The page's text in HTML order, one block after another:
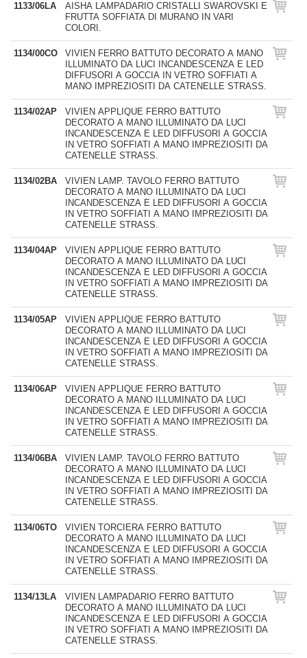
1133/06LA
AISHA LAMPADARIO CRISTALLI SWAROVSKI E
FRUTTA SOFFIATA DI MURANO IN VARI
COLORI.
1134/00CO
VIVIEN FERRO BATTUTO DECORATO A MANO
ILLUMINATO DA LUCI INCANDESCENZA E LED
DIFFUSORI A GOCCIA IN VETRO SOFFIATI A
MANO IMPREZIOSITI DA CATENELLE STRASS.
1134/02AP
VIVIEN APPLIQUE FERRO BATTUTO
DECORATO A MANO ILLUMINATO DA LUCI
INCANDESCENZA E LED DIFFUSORI A GOCCIA
IN VETRO SOFFIATI A MANO IMPREZIOSITI DA
CATENELLE STRASS.
1134/02BA
VIVIEN LAMP. TAVOLO FERRO BATTUTO
DECORATO A MANO ILLUMINATO DA LUCI
INCANDESCENZA E LED DIFFUSORI A GOCCIA
IN VETRO SOFFIATI A MANO IMPREZIOSITI DA
CATENELLE STRASS.
1134/04AP
VIVIEN APPLIQUE FERRO BATTUTO
DECORATO A MANO ILLUMINATO DA LUCI
INCANDESCENZA E LED DIFFUSORI A GOCCIA
IN VETRO SOFFIATI A MANO IMPREZIOSITI DA
CATENELLE STRASS.
1134/05AP
VIVIEN APPLIQUE FERRO BATTUTO
DECORATO A MANO ILLUMINATO DA LUCI
INCANDESCENZA E LED DIFFUSORI A GOCCIA
IN VETRO SOFFIATI A MANO IMPREZIOSITI DA
CATENELLE STRASS.
1134/06AP
VIVIEN APPLIQUE FERRO BATTUTO
DECORATO A MANO ILLUMINATO DA LUCI
INCANDESCENZA E LED DIFFUSORI A GOCCIA
IN VETRO SOFFIATI A MANO IMPREZIOSITI DA
CATENELLE STRASS.
1134/06BA
VIVIEN LAMP. TAVOLO FERRO BATTUTO
DECORATO A MANO ILLUMINATO DA LUCI
INCANDESCENZA E LED DIFFUSORI A GOCCIA
IN VETRO SOFFIATI A MANO IMPREZIOSITI DA
CATENELLE STRASS.
1134/06TO
VIVIEN TORCIERA FERRO BATTUTO
DECORATO A MANO ILLUMINATO DA LUCI
INCANDESCENZA E LED DIFFUSORI A GOCCIA
IN VETRO SOFFIATI A MANO IMPREZIOSITI DA
CATENELLE STRASS.
1134/13LA
VIVIEN LAMPADARIO FERRO BATTUTO
DECORATO A MANO ILLUMINATO DA LUCI
INCANDESCENZA E LED DIFFUSORI A GOCCIA
IN VETRO SOFFIATI A MANO IMPREZIOSITI DA
CATENELLE STRASS.